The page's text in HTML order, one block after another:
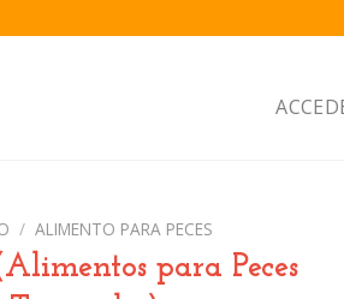
/ ALIMENTO PARA PECES
para Peces